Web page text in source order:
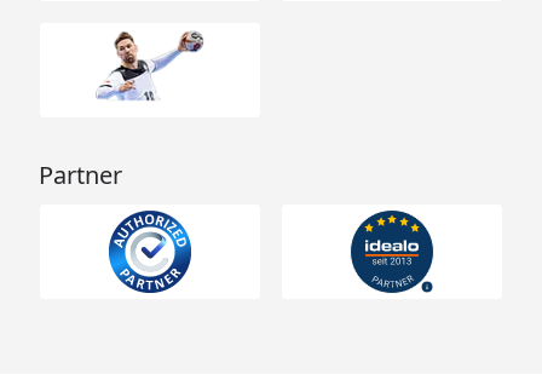
Partner